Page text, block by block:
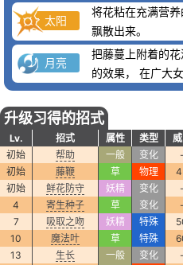
太阳
将花粘在充满营
飘散出来。
月亮
把藤蔓上附着的
的效果， 在广大
升级习得的招式
Lv. 招式 属性 类型
初始
帮助 一般 变化 -
初始
藤鞭 草 物理
初始
鲜花防守 妖精 变化 -
4
寄生种子 草 变化 -
7
吸取之吻 妖精 特殊
10
魔法叶 草 特殊
13
生长 一般 变化 -